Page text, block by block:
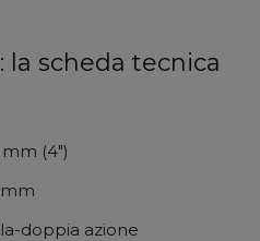
la scheda tecnica
mm (4″)
mm
doppia azione